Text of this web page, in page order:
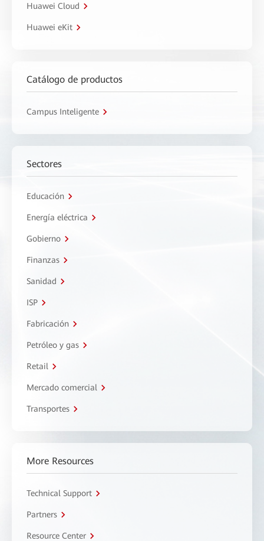
Huawei Cloud
Huawei eKit
Catálogo de productos
Campus Inteligente
Sectores
Educación
Energía eléctrica
Gobierno
Finanzas
Sanidad
ISP
Fabricación
Petróleo y gas
Retail
Mercado comercial
Transportes
More Resources
Technical Support
Partners
Resource Center